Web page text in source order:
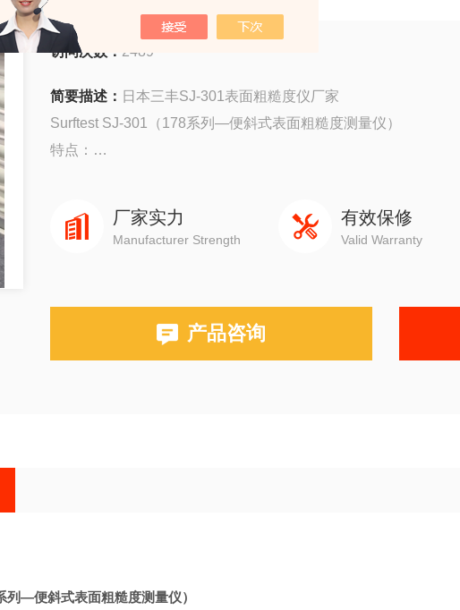
访问次数： 2489
简要描述： 日本三丰SJ-301表面粗糙度仪厂家
Surftest SJ-301（178系列—便斜式表面粗糙度测量仪）
特点：
JIS/DIN/ISO/ANSI兼容36个评价参数和3个分析图表
带有SURFPAK-SJ软件的PC连接端口
自动休眠功能可有效节约能源
可从大型液晶显示屏上对测量结果和轮廓进行读数
厂家实力
Manufacturer Strength
有效保修
Valid Warranty
产品咨询
—便斜式表面粗糙度测量仪）